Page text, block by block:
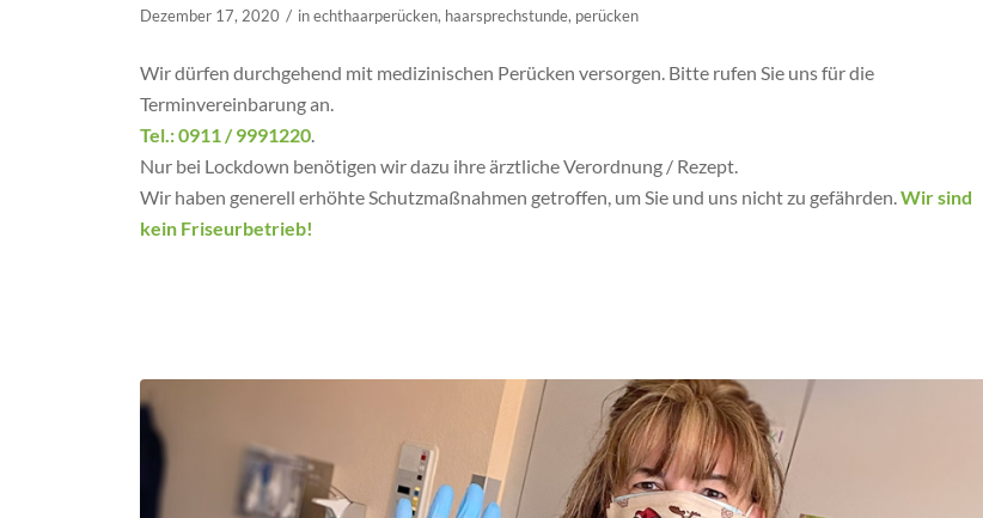
Dezember 17, 2020 / inechthaarperücken, haarsprechstunde, perücken
Wir dürfen durchgehend mit medizinischen Perücken versorgen. Bitte rufen Sie uns für die
Terminvereinbarung an.
Tel.: 0911 / 9991220
Nur bei Lockdown benötigen wir dazu ihre ärztliche Verordnung / Rezept.
Wir haben generell erhöhte Schutzmaßnahmen getroffen, um Sie und uns nicht zu gefährden.Wir sind
kein Friseurbetrieb!